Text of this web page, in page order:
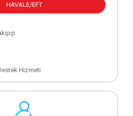
HAVALE/EFT
Hizmeti